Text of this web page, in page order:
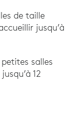
de taille
jusqu’à
salles
12